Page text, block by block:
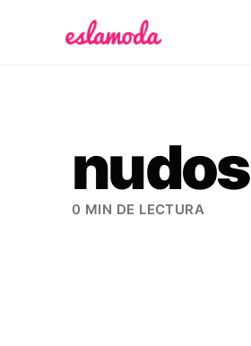
nudos
0 MIN DE LECTURA